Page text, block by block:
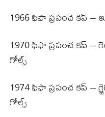
1966 ఫిఫా ప్రపంచ కప్
1970 ఫిఫా ప్రపంచ కప్ –
గోల్స్
1974 ఫిఫా ప్రపంచ కప్ –
గోల్స్